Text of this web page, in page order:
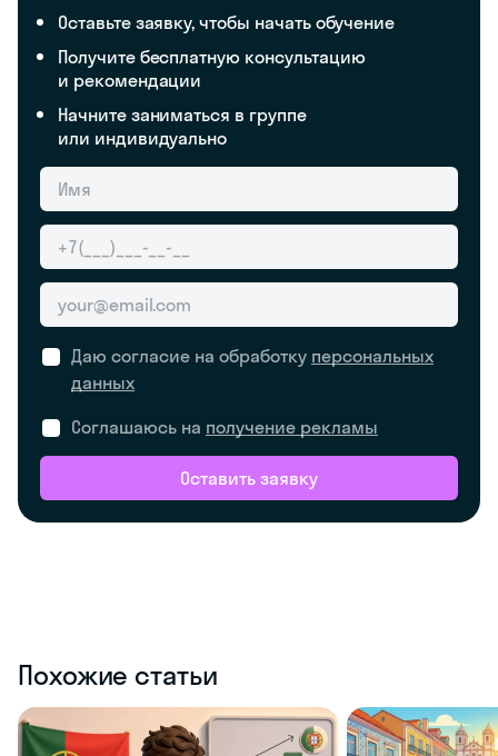
Оставьте заявку, чтобы начать обучение
Получите бесплатную консультацию
и рекомендации
Начните заниматься в группе
или индивидуально
Даю согласие на обработку персональных
данных
Соглашаюсь на получение рекламы
Оставить заявку
Похожие статьи